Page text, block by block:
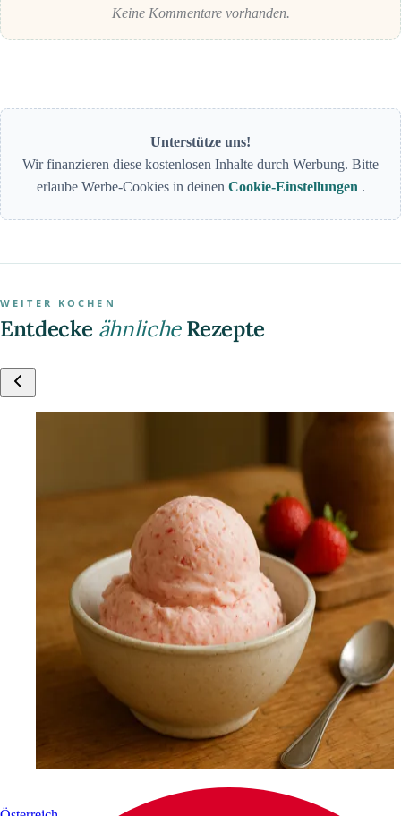
Keine Kommentare vorhanden.
Unterstütze uns!
Wir finanzieren diese kostenlosen Inhalte durch Werbung. Bitte
erlaube Werbe-Cookies in deinen Cookie-Einstellungen .
WEITER KOCHEN
Entdecke ähnlicheRezepte